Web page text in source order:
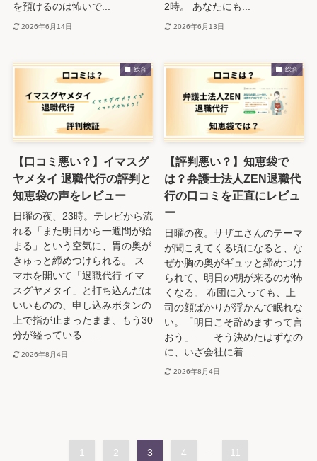
を預けるのは怖いで...
2026年6月14日
2時。 あなたにも...
2026年6月13日
総合
【口コミ悪い？】イマスグ
ヤメタイ 退職代行の評判と
知恵袋の声をレビュー
日曜の夜、23時。テレビから流
れる「また明日から一週間が始
まる」という空気に、胃の奥が
きゅっと締めつけられる。 ス
マホを開いて「退職代行 イマ
スグヤメタイ」と打ち込んだは
いいものの、申し込みボタンの
上で指が止まったまま、もう30
分が経っている―...
2026年8月4日
総合
【評判悪い？】知恵袋で
は？弁護士法人ZEN退職代
行の口コミを正直にレビュ
ー
日曜の夜。サザエさんのテーマ
が聞こえてくる頃になると、な
ぜか胸の奥がギュッと締めつけ
られて、明日の朝が来るのが怖
くなる。 布団に入っても、上
司の顔ばかりが浮かんで眠れな
い。「明日こそ辞めますって言
おう」――そう決めたはずなの
に、いざ会社に着...
2026年8月4日
1 2 3 4 11